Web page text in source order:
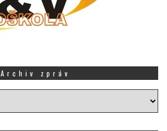
Archiv zpráv